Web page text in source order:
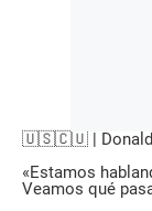
🇺🇸🇨🇺 | Donald
«Estamos
Veamos qué